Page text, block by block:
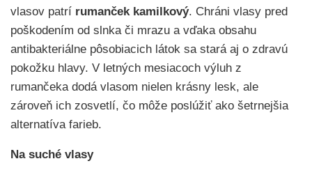
vlasov patrí rumanček kamilkový. Chráni vlasy pred
poškodením od slnka či mrazu a vďaka obsahu
antibakteriálne pôsobiacich látok sa stará aj o zdravú
pokožku hlavy. V letných mesiacoch výluh z
rumančeka dodá vlasom nielen krásny lesk, ale
zároveň ich zosvetlí, čo môže poslúžiť ako šetrnejšia
alternatíva farieb.
Na suché vlasy